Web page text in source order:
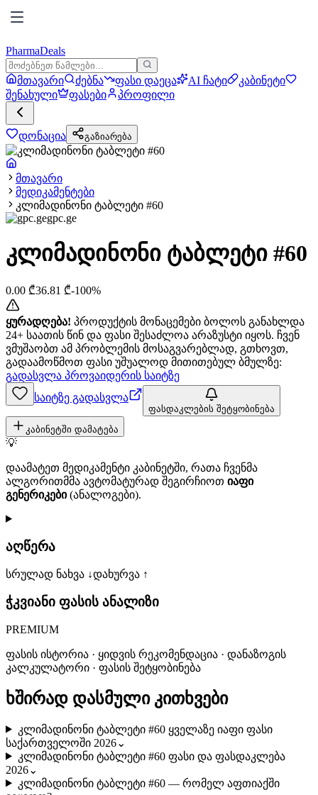
PharmaDeals
მთავარი ძებნა ფასი დაეცა AI ჩატი
კაბინეტი
შენახული
ფასები პროფილი
დონაცია გაზიარება
მთავარი
მედიკამენტები
კლიმადინონი ტაბლეტი #60
gpc.ge
კლიმადინონი ტაბლეტი #60
0.00 ₾36.81 ₾-100%
ყურადღება! პროდუქტის მონაცემები ბოლოს განახლდა
24+ საათის წინ და ფასი შესაძლოა არაზუსტი იყოს. ჩვენ
ვმუშაობთ ამ პრობლემის მოსაგვარებლად, გთხოვთ,
გადაამოწმოთ ფასი უშუალოდ მითითებულ ბმულზე:
გადასვლა პროვაიდერის საიტზე
საიტზე გადასვლა
ფასდაკლების შეტყობინება
კაბინეტში დამატება
💡
დაამატეთ მედიკამენტი კაბინეტში, რათა ჩვენმა
ალგორითმმა ავტომატურად შეგირჩიოთ იაფი
გენერიკები(ანალოგები).
აღწერა
სრულად ნახვა ↓დახურვა ↑
ჭკვიანი ფასის ანალიზი
PREMIUM
ფასის ისტორია · ყიდვის რეკომენდაცია · დანაზოგის
კალკულატორი · ფასის შეტყობინება
ხშირად დასმული კითხვები
კლიმადინონი ტაბლეტი #60 ყველაზე იაფი ფასი
საქართველოში 2026⌄
კლიმადინონი ტაბლეტი #60 ფასი და ფასდაკლება
2026⌄
კლიმადინონი ტაბლეტი #60 — რომელ აფთიაქში